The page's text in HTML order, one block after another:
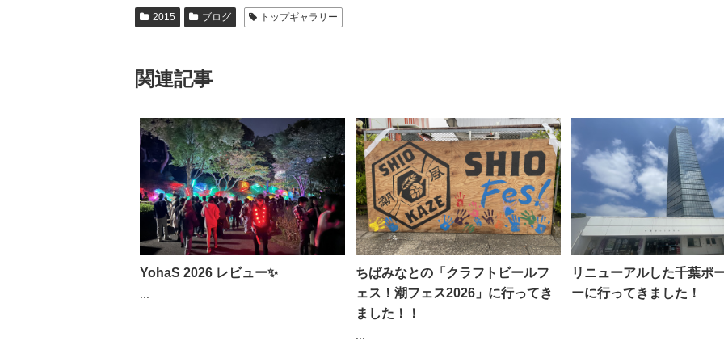
2015 ブログ トップギャラリー
関連記事
YohaS 2026 レビュー✨
ちばみなとの「クラフトビールフ
ェス！潮フェス2026」に行ってき
ました！！
リニューアルした千葉ポ
ーに行ってきました！